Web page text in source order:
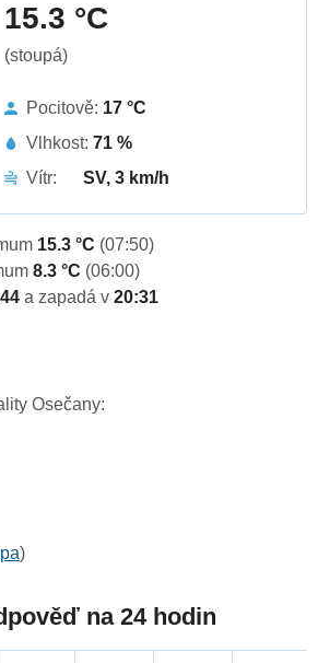
15.3 °C
(stoupá)
Pocitově: 17 °C
Vlhkost: 71 %
Vítr:
SV, 3 km/h
15.3 °C (07:50)
8.3 °C (06:00)
a zapadá v 20:31
Osečany:
)
na 24 hodin